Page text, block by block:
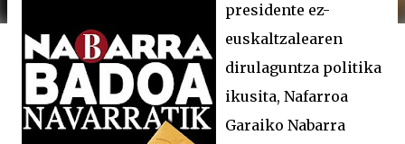
presidente ez-
euskaltzalearen
dirulaguntza politika
ikusita, Nafarroa
Garaiko Nabarra